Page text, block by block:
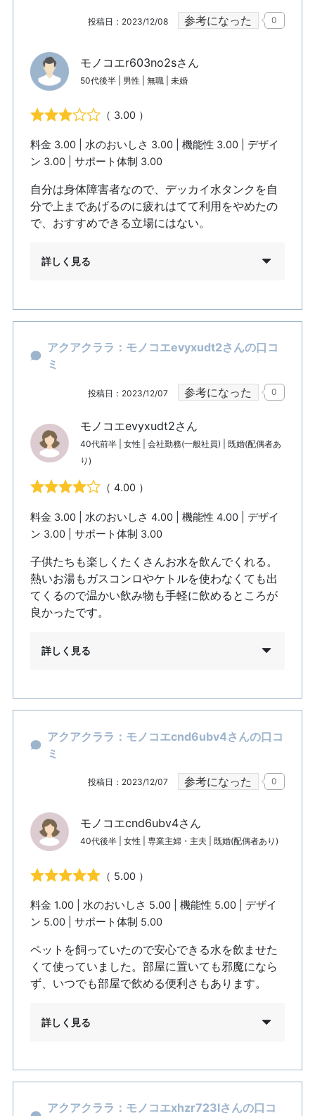
投稿日：2023/12/08 参考になった 0
モノコエr603no2sさん
50代後半 | 男性 | 無職 | 未婚
（ 3.00 ）
料金 3.00 | 水のおいしさ 3.00 | 機能性 3.00 | デザイ
ン 3.00 | サポート体制 3.00
自分は身体障害者なので、デッカイ水タンクを自
分で上まであげるのに疲れはてて利用をやめたの
で、おすすめできる立場にはない。
詳しく見る
アクアクララ：モノコエevyxudt2さんの口コ
ミ
投稿日：2023/12/07 参考になった 0
モノコエevyxudt2さん
40代前半 | 女性 | 会社勤務(一般社員) | 既婚(配偶者あ
り)
（ 4.00 ）
料金 3.00 | 水のおいしさ 4.00 | 機能性 4.00 | デザイ
ン 3.00 | サポート体制 3.00
子供たちも楽しくたくさんお水を飲んでくれる。
熱いお湯もガスコンロやケトルを使わなくても出
てくるので温かい飲み物も手軽に飲めるところが
良かったです。
詳しく見る
アクアクララ：モノコエcnd6ubv4さんの口コ
ミ
投稿日：2023/12/07 参考になった 0
モノコエcnd6ubv4さん
40代後半 | 女性 | 専業主婦・主夫 | 既婚(配偶者あり)
（ 5.00 ）
料金 1.00 | 水のおいしさ 5.00 | 機能性 5.00 | デザイ
ン 5.00 | サポート体制 5.00
ペットを飼っていたので安心できる水を飲ませた
くて使っていました。部屋に置いても邪魔になら
ず、いつでも部屋で飲める便利さもあります。
詳しく見る
アクアクララ：モノコエxhzr723lさんの口コ